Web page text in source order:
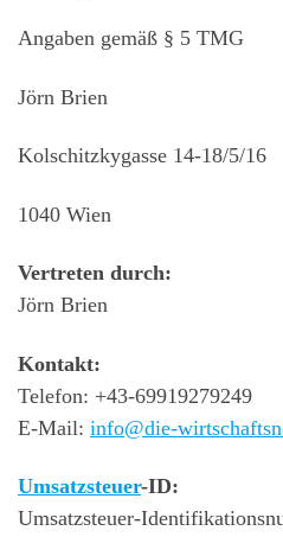
Angaben gemäß § 5 TMG
Jörn Brien
Kolschitzkygasse 14-18/5/16
1040 Wien
Vertreten durch:
Jörn Brien
Kontakt:
Telefon: +43-69919279249
E-Mail: info@die-
Umsatzsteuer-ID:
Umsatzsteuer-